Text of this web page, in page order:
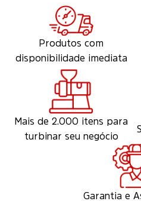
Produtos com
disponibilidade imediata
Mais de 2.000 itens para
turbinar seu negócio
Garantia e